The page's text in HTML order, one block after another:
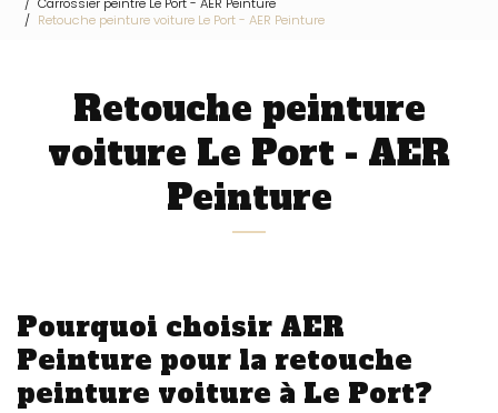
Retouche peinture voiture Le Port - AER Peinture
Retouche peinture
voiture Le Port - AER
Peinture
Pourquoi choisir AER
Peinture pour la retouche
peinture voiture à Le Port?